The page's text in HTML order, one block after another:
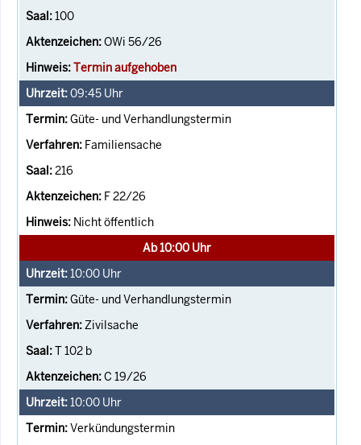
100
OWi 56/26
Termin aufgehoben
09:45 Uhr
Güte- und Verhandlungstermin
Familiensache
216
F 22/26
Nicht öffentlich
Ab 10:00 Uhr
10:00 Uhr
Güte- und Verhandlungstermin
Zivilsache
T 102 b
C 19/26
10:00 Uhr
Verkündungstermin